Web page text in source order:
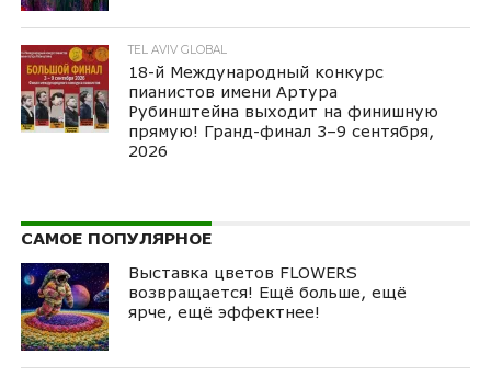
TEL AVIV GLOBAL
18-й Международный конкурс
пианистов имени Артура
Рубинштейна выходит на финишную
прямую! Гранд-финал 3–9 сентября,
2026
САМОЕ ПОПУЛЯРНОЕ
Выставка цветов FLOWERS
возвращается! Ещё больше, ещё
ярче, ещё эффектнее!